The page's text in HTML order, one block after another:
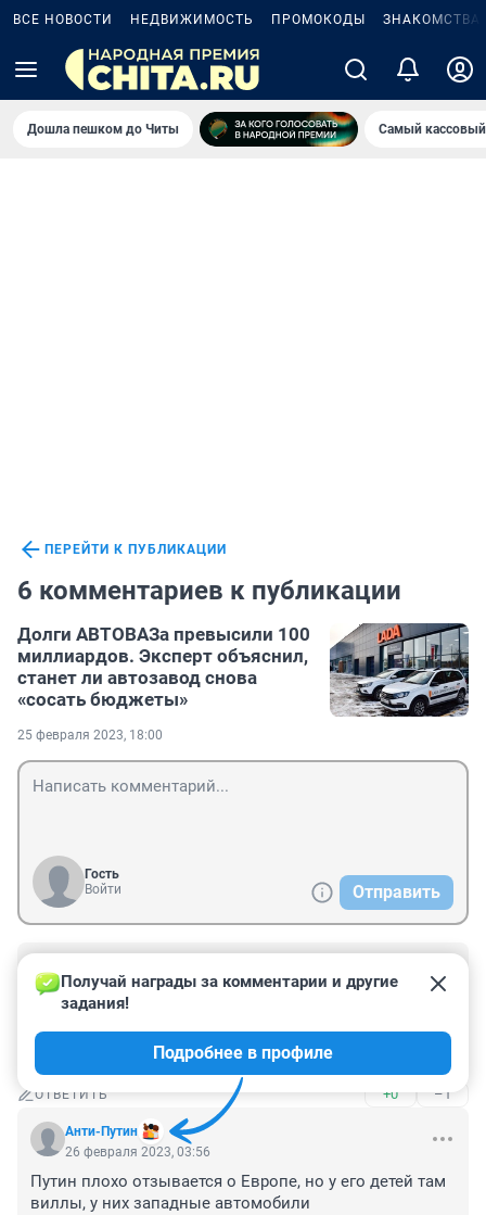
ВСЕ НОВОСТИ НЕДВИЖИМОСТЬ ПРОМОКОДЫ ЗНАКОМСТВА
Дошла пешком до Читы Самый
ПЕРЕЙТИ К ПУБЛИКАЦИИ
6 комментариев к публикации
Долги АВТОВАЗа превысили 100
миллиардов. Эксперт объяснил,
станет ли автозавод снова
«сосать бюджеты»
25 февраля 2023, 18:00
Гость
Войти
Отправить
26 февраля 2023, 07:47
Как завод выпускающий востробованную продукцию
может быть в долгах? Может быть масштаб
воровства уменьшить!
ОТВЕТИТЬ +0 –1
Анти-Путин
Получай награды за комментарии и другие
задания!
Подробнее в профиле
26 февраля 2023, 03:56
Путин плохо отзывается о Европе, но у его детей там
виллы, у них западные автомобили